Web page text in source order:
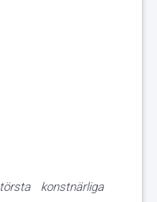
konstnärliga